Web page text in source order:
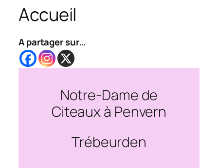
Accueil
A partager sur…
Notre-Dame de
Citeaux à Penvern
Trébeurden